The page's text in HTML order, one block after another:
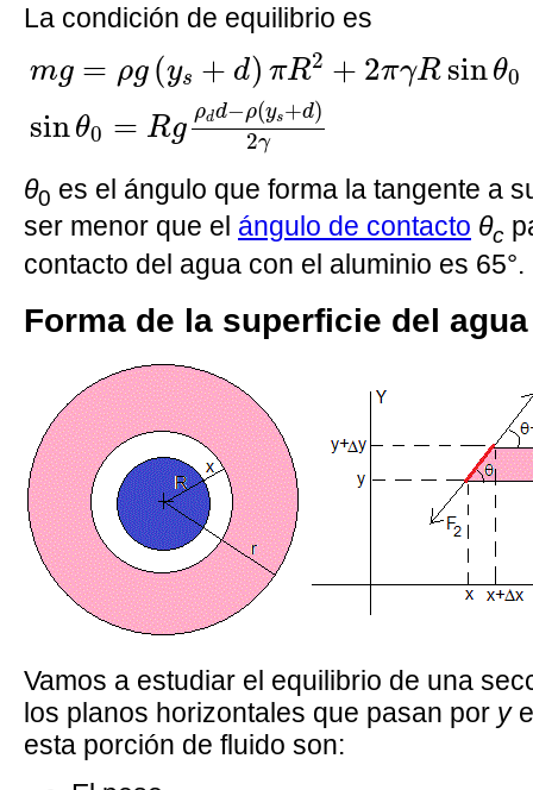
La condición de equilibrio es
mg = ρg (ys + d) πR2 + 2πγR sin θ0
sin θ0 = Rg
ρdd−ρ(ys+d)
2γ
s ) R +2π γ R θ0 sin θ
θ0 es el ángulo que forma la tangente a
ser menor que el ángulo de contacto θc
contacto del agua con el aluminio es
Forma de la superficie del agua
Vamos a estudiar el equilibrio de una
los planos horizontales que pasan por y
esta porción de fluido son: